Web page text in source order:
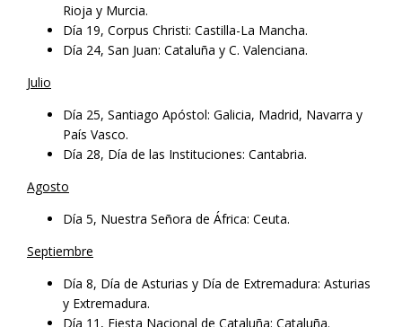
Rioja y Murcia.
Día 19, Corpus Christi: Castilla-La Mancha.
Día 24, San Juan: Cataluña y C. Valenciana.
Julio
Día 25, Santiago Apóstol: Galicia, Madrid, Navarra y
País Vasco.
Día 28, Día de las Instituciones: Cantabria.
Agosto
Día 5, Nuestra Señora de África: Ceuta.
Septiembre
Día 8, Día de Asturias y Día de Extremadura: Asturias
y Extremadura.
Día 11, Fiesta Nacional de Cataluña: Cataluña.